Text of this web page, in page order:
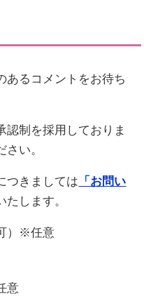
あるコメントをお待ち
認制を採用しておりま
い。
つきましては 「お問い
します。
）※任意
意